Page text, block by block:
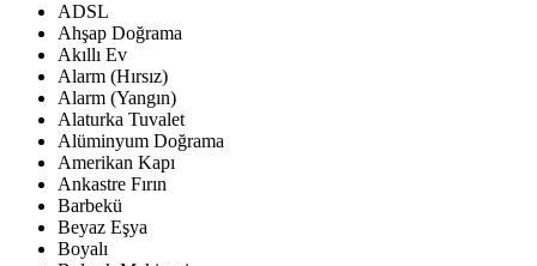
ADSL
Ahşap Doğrama
Akıllı Ev
Alarm (Hırsız)
Alarm (Yangın)
Alaturka Tuvalet
Alüminyum Doğrama
Amerikan Kapı
Ankastre Fırın
Barbekü
Beyaz Eşya
Boyalı